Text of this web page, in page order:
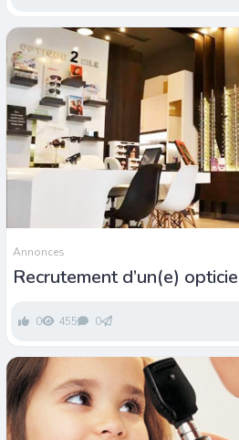
Annonces
Recrutement d’un(e)
0 455 0